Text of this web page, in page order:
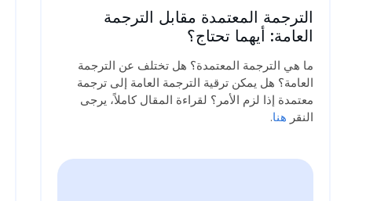
الترجمة المعتمدة مقابل الترجمة
العامة: أيهما تحتاج؟
ما هي الترجمة المعتمدة؟ هل تختلف عن الترجمة
العامة؟ هل يمكن ترقية الترجمة العامة إلى ترجمة
معتمدة إذا لزم الأمر؟ لقراءة المقال كاملاً، يرجى
النقر هنا.